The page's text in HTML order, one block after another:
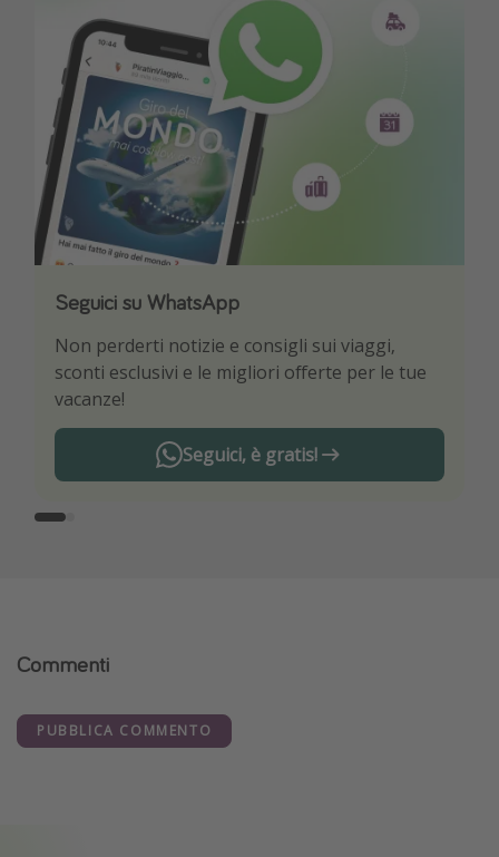
Seguici su WhatsApp
Non perderti notizie e consigli sui viaggi,
sconti esclusivi e le migliori offerte per le tue
vacanze!
Seguici, è gratis!
Scarica la nostra App
Sii il primo a conoscere le migliori offerte di
viaggio
Commenti
PUBBLICA COMMENTO